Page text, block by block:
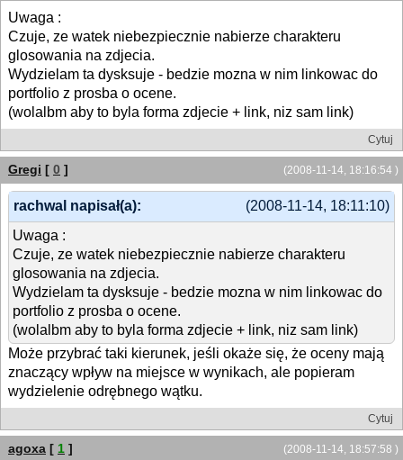
Uwaga :
Czuje, ze watek niebezpiecznie nabierze charakteru
glosowania na zdjecia.
Wydzielam ta dysksuje - bedzie mozna w nim linkowac do
portfolio z prosba o ocene.
(wolalbm aby to byla forma zdjecie + link, niz sam link)
Cytuj
(2008-11-14, 18:16:54 )
Gregi [ 0 ]
(2008-11-14, 18:11:10)
rachwal napisał(a):
Uwaga :
Czuje, ze watek niebezpiecznie nabierze charakteru
glosowania na zdjecia.
Wydzielam ta dysksuje - bedzie mozna w nim linkowac do
portfolio z prosba o ocene.
(wolalbm aby to byla forma zdjecie + link, niz sam link)
Może przybrać taki kierunek, jeśli okaże się, że oceny mają
znaczący wpływ na miejsce w wynikach, ale popieram
wydzielenie odrębnego wątku.
Cytuj
(2008-11-14, 18:57:58 )
agoxa [ 1 ]